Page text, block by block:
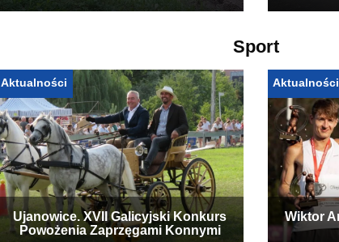
Sport
Aktualności
Ujanowice. XVII Galicyjski Konkurs
Powożenia Zaprzęgami Konnymi
Aktualności
Wiktor